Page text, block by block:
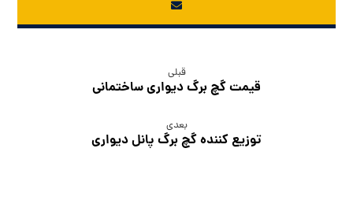
قبلی
قیمت گچ برگ دیواری ساختمانی
بعدی
توزیع کننده گچ برگ پانل دیواری